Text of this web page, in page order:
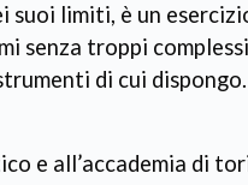
suoi limiti, è un
senza troppi
di cui
e all’accademia di